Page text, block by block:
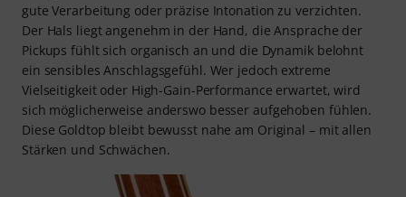
gute Verarbeitung oder präzise Intonation zu verzichten.
Der Hals liegt angenehm in der Hand, die Ansprache der
Pickups fühlt sich organisch an und die Dynamik belohnt
ein sensibles Anschlagsgefühl. Wer jedoch extreme
Vielseitigkeit oder High-Gain-Performance erwartet, wird
sich möglicherweise anderswo besser aufgehoben fühlen.
Diese Goldtop bleibt bewusst nahe am Original – mit allen
Stärken und Schwächen.